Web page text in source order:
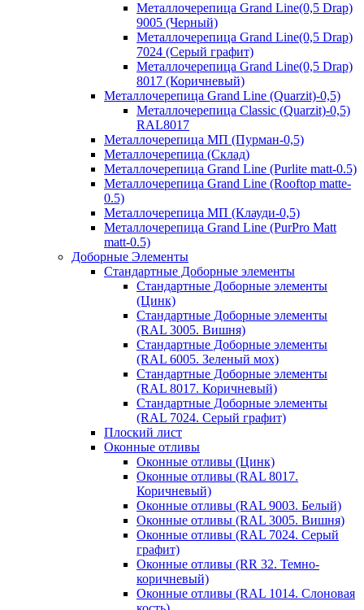
Металлочерепица Grand Line(0,5 Drap)
9005 (Черный)
Металлочерепица Grand Line(0,5 Drap)
7024 (Серый графит)
Металлочерепица Grand Line(0,5 Drap)
8017 (Коричневый)
Металлочерепица Grand Line (Quarzit)-0,5)
Металлочерепица Classic (Quarzit)-0,5)
RAL8017
Металлочерепица МП (Пурман-0,5)
Металлочерепица (Склад)
Металлочерепица Grand Line (Purlite matt-0.5)
Металлочерепица Grand Line (Rooftop matte-
0.5)
Металлочерепица МП (Клауди-0,5)
Металлочерепица Grand Line (PurPro Matt
matt-0.5)
Доборные Элементы
Стандартные Доборные элементы
Стандартные Доборные элементы
(Цинк)
Стандартные Доборные элементы
(RAL 3005. Вишня)
Стандартные Доборные элементы
(RAL 6005. Зеленый мох)
Стандартные Доборные элементы
(RAL 8017. Коричневый)
Стандартные Доборные элементы
(RAL 7024. Серый графит)
Плоский лист
Оконные отливы
Оконные отливы (Цинк)
Оконные отливы (RAL 8017.
Коричневый)
Оконные отливы (RAL 9003. Белый)
Оконные отливы (RAL 3005. Вишня)
Оконные отливы (RAL 7024. Серый
графит)
Оконные отливы (RR 32. Темно-
коричневый)
Оконные отливы (RAL 1014. Слоновая